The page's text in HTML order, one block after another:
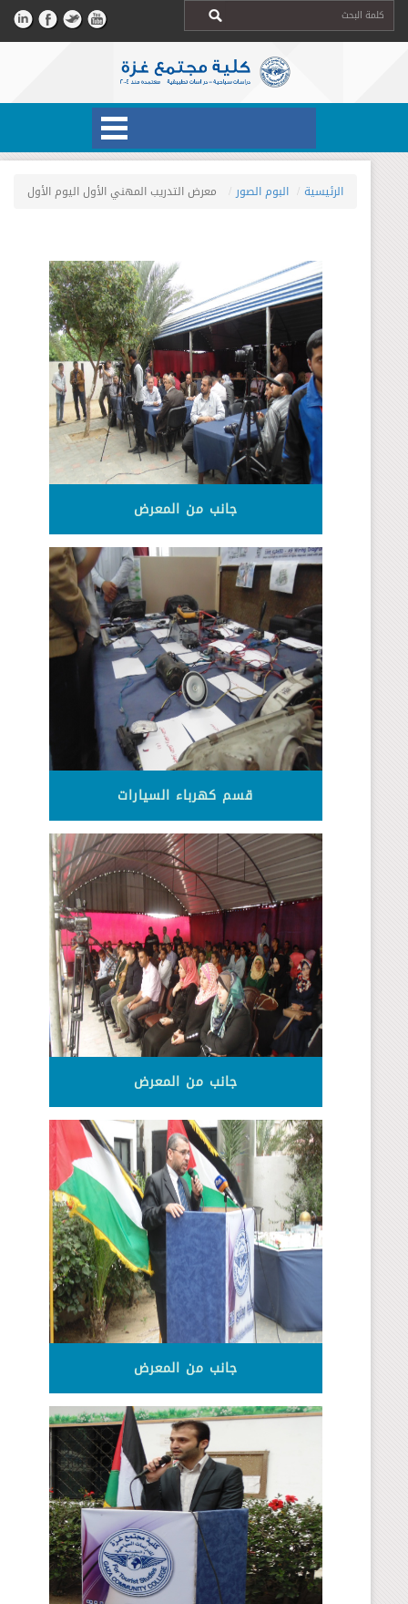
الرئيسية البوم الصور معرض التدريب المهني الأول اليوم الأول
جانب من المعرض
قسم كهرباء السيارات
جانب من المعرض
جانب من المعرض